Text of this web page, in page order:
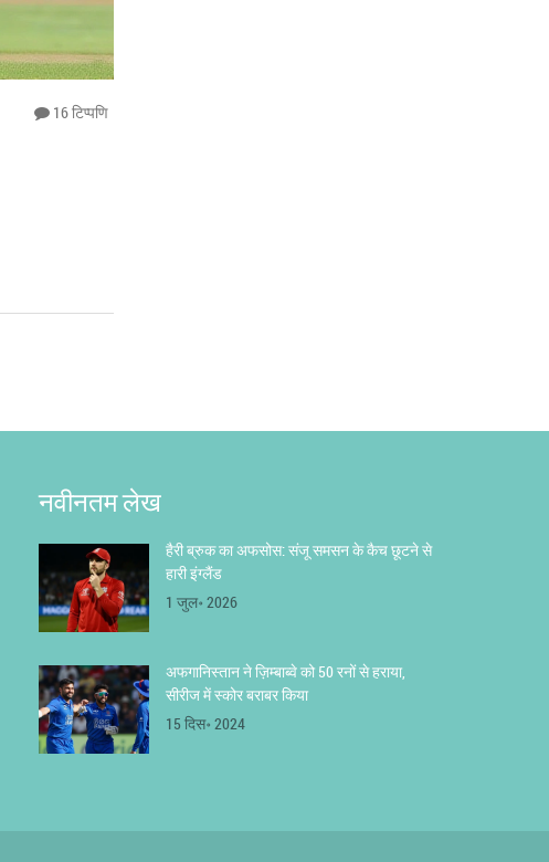
16 टिप्पणि
नवीनतम लेख
हैरी ब्रुक का अफसोस: संजू समसन के कैच छूटने से
हारी इंग्लैंड
1 जुल॰ 2026
अफगानिस्तान ने ज़िम्बाब्वे को 50 रनों से हराया,
सीरीज में स्कोर बराबर किया
15 दिस॰ 2024